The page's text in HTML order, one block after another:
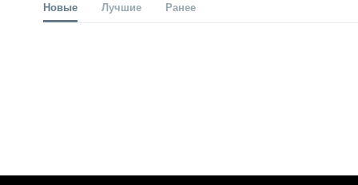
Новые Лучшие Ранее